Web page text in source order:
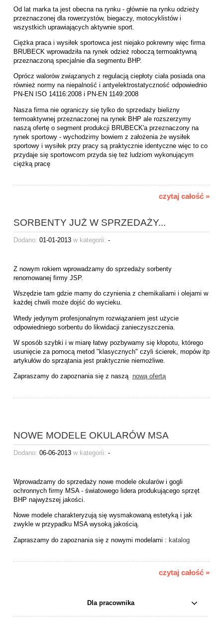
Od lat marka ta jest obecna na rynku - głównie na rynku odzieży
przeznaczonej dla rowerzystów, biegaczy, motocyklistów i
wszystkich uprawiających aktywnie sport.
Ciężka praca i wysiłek sportowca jest niejako pokrewny więc firma
BRUBECK wprowadziła na rynek odzież roboczą termoaktywną
przeznaczoną specjalnie dla segmentu BHP.
Oprócz walorów związanych z regulacją ciepłoty ciała posiada ona
również normy na niepalność i antyelektrostatyczność odpowiednio
PN-EN ISO 14116:2008 i PN-EN 1149:2008
Nasza firma nie ograniczy się tylko do sprzedaży bielizny
termoaktywnej przeznaczonej na rynek BHP ale rozszerzymy
naszą ofertę o segment produkcji BRUBECK'a przeznaczony na
rynek sportowy - wychodzimy bowiem z założenia że wysiłek
sportowy i wysiłek przy pracy są praktycznie identyczne więc to co
przydaje się sportowcom przyda się też ludziom wykonującym
ciężką pracę
czytaj całość »
SORBENTY JUŻ W SPRZEDAŻY...
Dodano: 01-01-2013w kategorii: -
Z nowym rokiem wprowadzamy do sprzedaży sorbenty
renomowanej firmy JSP.
Wszędzie tam gdzie mamy do czynienia z chemikaliami i olejami w
każdej chwili może dojść do wycieku.
Wtedy jedynym profesjonalnym rozwiązaniem jest użycie
odpowiedniego sorbentu do likwidacji zanieczyszczenia.
W sposób szybki i w miarę łatwy pozbywamy się kłopotu, którego
usunięcie za pomocą metod "klasycznych" czyli ścierek, mopów itp
artykułów do sprzątania jest praktycznie niemożliwe.
Zapraszamy do zapoznania się z naszą nową ofertą
NOWE MODELE OKULARÓW MSA
Dodano: 06-06-2013w kategorii: -
Wprowadzamy do sprzedaży nowe modele okularów i gogli
ochronnych firmy MSA - światowego lidera produkującego sprzęt
BHP najwyższej jakości.
Nowe modele charakteryzują się wysmakowaną estetyką i jak
zwykle w przypadku MSA wysoką jakością.
Zapraszamy do zapoznania się z nowymi modelami : katalog
czytaj całość »
Dla pracownika